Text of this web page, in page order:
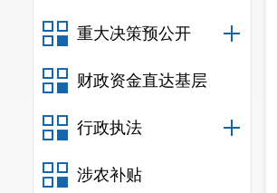
重大决策预公开
财政资金直达基层
行政执法
涉农补贴